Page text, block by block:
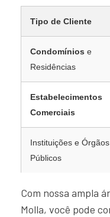
Tipo de Cliente
Condomínios e
Residências
Estabelecimentos
Comerciais
Instituições e Órgãos
Públicos
Com nossa ampla
Molla, você pode